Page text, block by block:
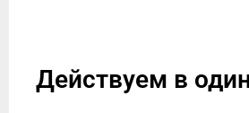
Действуем в